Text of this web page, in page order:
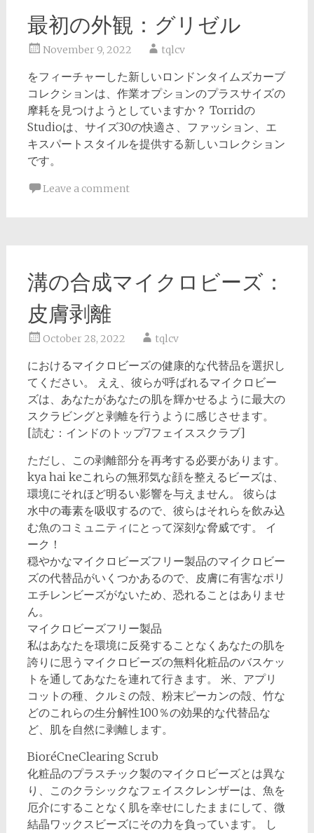
最初の外観：グリゼル
November 9, 2022 tqlcv
をフィーチャーした新しいロンドンタイムズカーブ
コレクションは、作業オプションのプラスサイズの
摩耗を見つけようとしていますか？ Torridの
Studioは、サイズ30の快適さ、ファッション、エ
キスパートスタイルを提供する新しいコレクション
です。
Leave a comment
溝の合成マイクロビーズ：
皮膚剥離
October 28, 2022 tqlcv
におけるマイクロビーズの健康的な代替品を選択し
てください。 ええ、彼らが呼ばれるマイクロビー
ズは、あなたがあなたの肌を輝かせるように最大の
スクラビングと剥離を行うように感じさせます。
[読む：インドのトップ7フェイススクラブ]
ただし、この剥離部分を再考する必要があります。
kya hai keこれらの無邪気な顔を整えるビーズは、
環境にそれほど明るい影響を与えません。 彼らは
水中の毒素を吸収するので、彼らはそれらを飲み込
む魚のコミュニティにとって深刻な脅威です。 イ
ーク！
穏やかなマイクロビーズフリー製品のマイクロビー
ズの代替品がいくつかあるので、皮膚に有害なポリ
エチレンビーズがないため、恐れることはありませ
ん。
マイクロビーズフリー製品
私はあなたを環境に反発することなくあなたの肌を
誇りに思うマイクロビーズの無料化粧品のバスケッ
トを通してあなたを連れて行きます。 米、アプリ
コットの種、クルミの殻、粉末ピーカンの殻、竹な
どのこれらの生分解性100％の効果的な代替品な
ど、肌を自然に剥離します。
BioréCneClearing Scrub
化粧品のプラスチック製のマイクロビーズとは異な
り、このクラシックなフェイスクレンザーは、魚を
厄介にすることなく肌を幸せにしたままにして、微
結晶ワックスビーズにその力を負っています。 し